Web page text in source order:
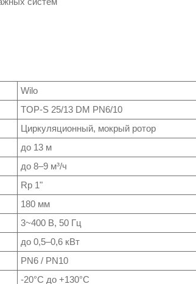
Wilo
TOP-S 25/13 DM PN6/10
Циркуляционный, мокрый ротор
до 13 м
до 8–9 м³/ч
Rp 1"
180 мм
3~400 В, 50 Гц
до 0,5–0,6 кВт
PN6 / PN10
-20°C до +130°C